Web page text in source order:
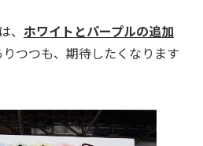
、 ホワイトとパープルの追加
つつも、期待したくなります